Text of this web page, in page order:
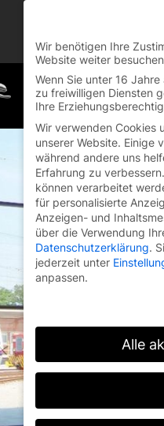
You are currently on
Wir benötigen Ihre
Website weiter
Wenn Sie unter 16
zu freiwilligen Diensten
Ihre
Wir verwenden Cookies
unserer Website. Einige
während andere uns
Erfahrung zu verbessern.
können verarbeitet
für personalisierte
Anzeigen- und
über die Verwendung
Datenschutzerklärung.
jederzeit unter
anpassen.
Alle